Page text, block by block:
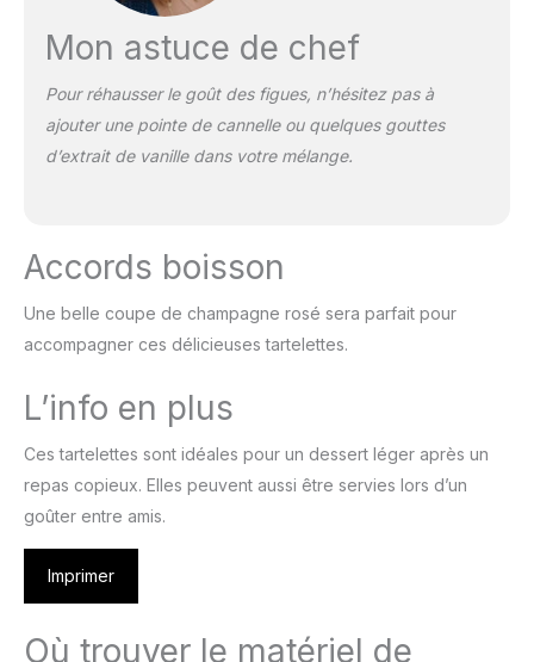
Mon astuce de chef
Pour réhausser le goût des figues, n’hésitez pas à
ajouter une pointe de cannelle ou quelques gouttes
d’extrait de vanille dans votre mélange.
Accords boisson
Une belle coupe de champagne rosé sera parfait pour
accompagner ces délicieuses tartelettes.
L’info en plus
Ces tartelettes sont idéales pour un dessert léger après un
repas copieux. Elles peuvent aussi être servies lors d’un
goûter entre amis.
Imprimer
Où trouver le matériel de